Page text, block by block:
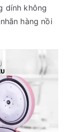
dính không
hàng nồi